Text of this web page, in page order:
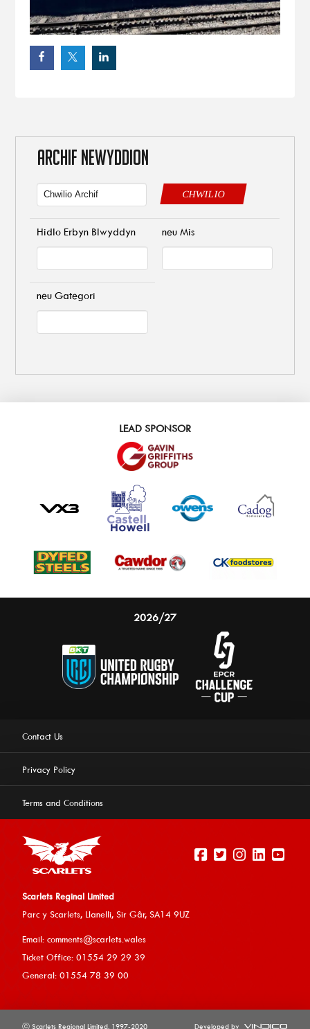
experience on our website. Learn more
Allow cookies
ARCHIF NEWYDDION
CHWILIO
Hidlo Erbyn Blwyddyn neu Mis
neu Gategori
LEAD SPONSOR
2026/27
Contact Us
Privacy Policy
Terms and Conditions
Scarlets Reginal Limited
Parc y Scarlets, Llanelli, Sir Gâr, SA14 9UZ
Email: comments@scarlets.wales
Ticket Office: 01554 29 29 39
General: 01554 78 39 00
ⓒ Scarlets Regional Limited. 1997-2020 Developed by